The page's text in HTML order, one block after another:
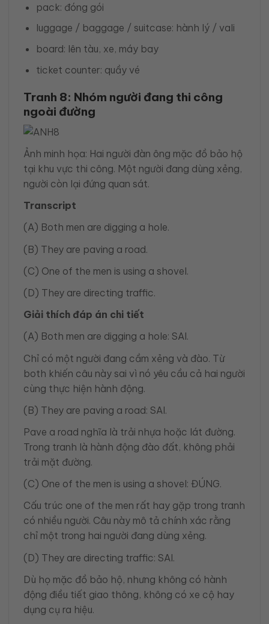
pack: đóng gói
luggage / baggage / suitcase: hành lý / vali
board: lên tàu, xe, máy bay
ticket counter: quầy vé
Tranh 8: Nhóm người đang thi công
ngoài đường
Ảnh minh họa: Hai người đàn ông mặc đồ bảo hộ
tại khu vực thi công. Một người đang dùng xẻng,
người còn lại đứng quan sát.
Transcript
(A) Both men are digging a hole.
(B) They are paving a road.
(C) One of the men is using a shovel.
(D) They are directing traffic.
Giải thích đáp án chi tiết
(A) Both men are digging a hole: SAI.
Chỉ có một người đang cầm xẻng và đào. Từ
both khiến câu này sai vì nó yêu cầu cả hai người
cùng thực hiện hành động.
(B) They are paving a road: SAI.
Pave a road nghĩa là trải nhựa hoặc lát đường.
Trong tranh là hành động đào đất, không phải
trải mặt đường.
(C) One of the men is using a shovel: ĐÚNG.
Cấu trúc one of the men rất hay gặp trong tranh
có nhiều người. Câu này mô tả chính xác rằng
chỉ một trong hai người đang dùng xẻng.
(D) They are directing traffic: SAI.
Dù họ mặc đồ bảo hộ, nhưng không có hành
động điều tiết giao thông, không có xe cộ hay
dụng cụ ra hiệu.